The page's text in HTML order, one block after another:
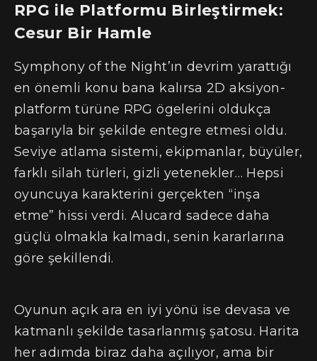
RPG ile Platformu Birleştirmek:
Cesur Bir Hamle
Symphony of the Night’ın devrim yarattığı
en önemli konu bana kalırsa 2D aksiyon-
platform türüne RPG ögelerini oldukça
başarıyla bir şekilde entegre etmesi oldu.
Seviye atlama sistemi, ekipmanlar, büyüler,
farklı silah türleri, gizli yetenekler… Hepsi
oyuncuya karakterini gerçekten “inşa
etme” hissi verdi. Alucard sadece daha
güçlü olmakla kalmadı, senin kararlarına
göre şekillendi.
Oyunun açık ara en iyi yönü ise devasa ve
katmanlı şekilde tasarlanmış şatosu. Harita
her adımda biraz daha açılıyor, ama bir